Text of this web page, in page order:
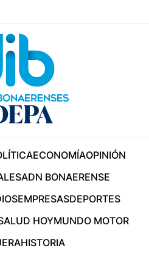
ECONOMÍAOPINIÓN
ADN BONAERENSE
EMPRESASDEPORTES
HOYMUNDO MOTOR
HISTORIA